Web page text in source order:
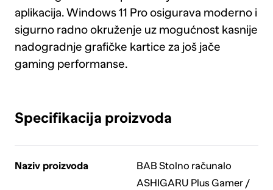
aplikacija. Windows 11 Pro osigurava moderno i
sigurno radno okruženje uz mogućnost kasnije
nadogradnje grafičke kartice za još jače
gaming performanse.
Specifikacija proizvoda
Naziv proizvoda
BAB Stolno računalo
ASHIGARU Plus Gamer /